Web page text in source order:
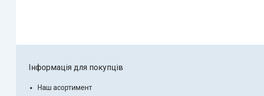
Інформація для покупців
Наш асортимент